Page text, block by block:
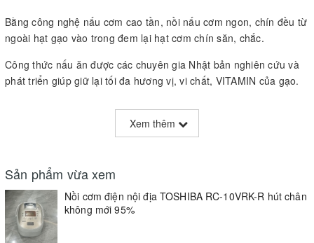
Bằng công nghệ nấu cơm cao tần, nồi nấu cơm ngon, chín đều từ
ngoài hạt gạo vào trong đem lại hạt cơm chín săn, chắc.
Công thức nấu ăn được các chuyên gia Nhật bản nghiên cứu và
phát triển giúp giữ lại tối đa hương vị, vi chất, VITAMIN của gạo.
Với công nghệ chân không, cơm không thiu, không đổi màu ngay
cả khi để cơm 48 tiếng sau khi nấu.
như nồi cơm điện thông thường.
Nồi cơm điện cao tần chân không TOSHIBA xứng đáng là khoản
đầu tư đem lai lợi ích dài lâu trong căn bếp nhà bạn
ĐIỂM NỔI BẬT CỦA NỒI CƠM TOSHIBA RC-10VRK
Xem thêm
Sản phẩm vừa xem
Nồi cơm điện nội địa TOSHIBA RC-10VRK-R hút chân
không mới 95%